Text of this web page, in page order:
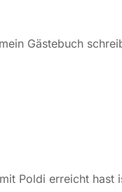
Gästebuch
Poldi erreicht